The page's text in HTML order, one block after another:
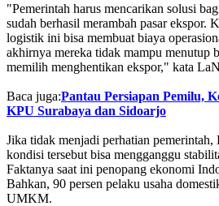
"Pemerintah harus mencarikan solusi
sudah berhasil merambah pasar ekspor.
logistik ini bisa membuat biaya
akhirnya mereka tidak mampu menutup
memilih menghentikan ekspor," kata
Baca juga:Pantau Persiapan Pemilu,
KPU Surabaya dan Sidoarjo
Jika tidak menjadi perhatian
kondisi tersebut bisa mengganggu
Faktanya saat ini penopang ekonomi
Bahkan, 90 persen pelaku usaha
UMKM.